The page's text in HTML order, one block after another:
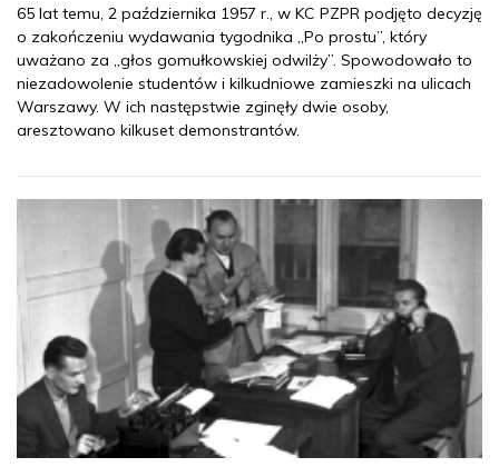
65 lat temu, 2 października 1957 r., w KC PZPR podjęto decyzję
o zakończeniu wydawania tygodnika „Po prostu”, który
uważano za „głos gomułkowskiej odwilży”. Spowodowało to
niezadowolenie studentów i kilkudniowe zamieszki na ulicach
Warszawy. W ich następstwie zginęły dwie osoby,
aresztowano kilkuset demonstrantów.